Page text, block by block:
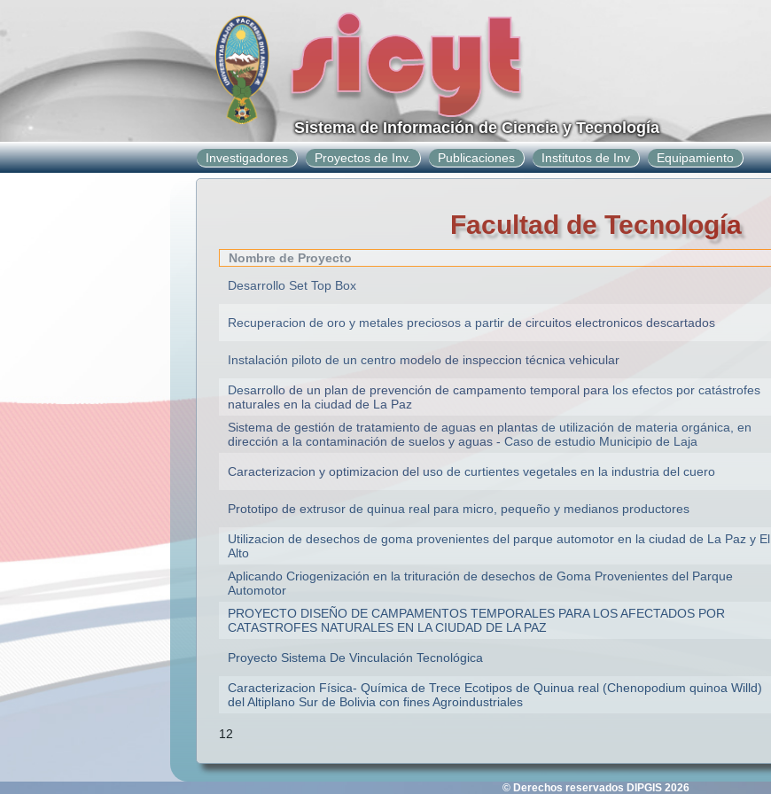
Sistema de Información de Ciencia y Tecnología
Investigadores Proyectos de Inv. Publicaciones Institutos de Inv Equipamiento
Facultad de Tecnología
Nombre de Proyecto
Desarrollo Set Top Box
Recuperacion de oro y metales preciosos a partir de circuitos electronicos descartados
Instalación piloto de un centro modelo de inspeccion técnica vehicular
Desarrollo de un plan de prevención de campamento temporal para los efectos por catástrofes
naturales en la ciudad de La Paz
Sistema de gestión de tratamiento de aguas en plantas de utilización de materia orgánica, en
dirección a la contaminación de suelos y aguas - Caso de estudio Municipio de Laja
Caracterizacion y optimizacion del uso de curtientes vegetales en la industria del cuero
Prototipo de extrusor de quinua real para micro, pequeño y medianos productores
Utilizacion de desechos de goma provenientes del parque automotor en la ciudad de La Paz y El
Alto
Aplicando Criogenización en la trituración de desechos de Goma Provenientes del Parque
Automotor
PROYECTO DISEÑO DE CAMPAMENTOS TEMPORALES PARA LOS AFECTADOS POR
CATASTROFES NATURALES EN LA CIUDAD DE LA PAZ
Proyecto Sistema De Vinculación Tecnológica
Caracterizacion Física- Química de Trece Ecotipos de Quinua real (Chenopodium quinoa Willd)
del Altiplano Sur de Bolivia con fines Agroindustriales
12
© Derechos reservados DIPGIS 2026